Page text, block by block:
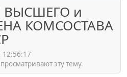
и
КОМСОСТАВА
12:56:17
эту тему.